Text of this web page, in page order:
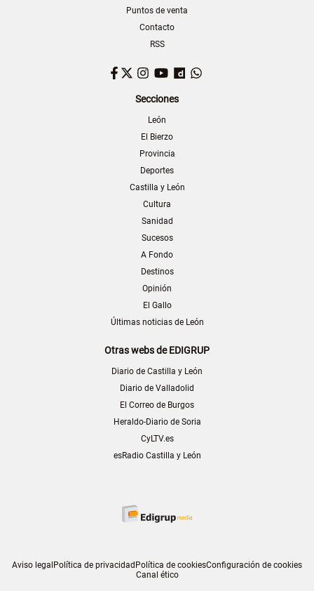
Puntos de venta
Contacto
RSS
Facebook
TwitterInstagram
YouTubeDailymotion
Secciones
León
El Bierzo
Provincia
Deportes
Castilla y León
Cultura
Sanidad
Sucesos
A Fondo
Destinos
Opinión
El Gallo
Últimas noticias de León
Otras webs de EDIGRUP
Diario de Castilla y León
Diario de Valladolid
El Correo de Burgos
Heraldo-Diario de Soria
CyLTV.es
esRadio Castilla y León
Aviso legalPolítica de privacidadPolítica de cookiesConfiguración de cookies
Canal ético